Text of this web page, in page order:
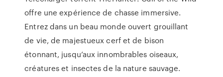
offre une expérience de chasse immersive.
Entrez dans un beau monde ouvert grouillant
de vie, de majestueux cerf et de bison
étonnant, jusqu’aux innombrables oiseaux,
créatures et insectes de la nature sauvage.